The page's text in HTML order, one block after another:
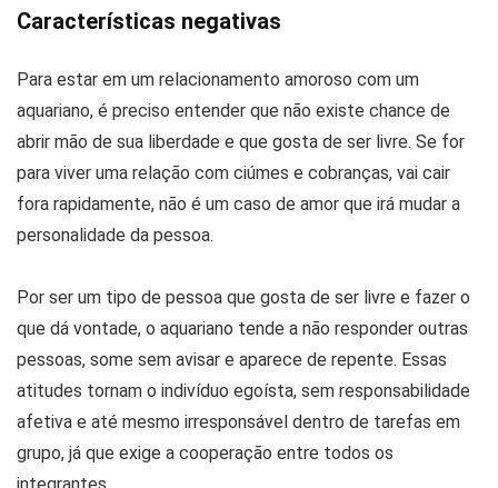
Características negativas
Para estar em um relacionamento amoroso com um
aquariano, é preciso entender que não existe chance de
abrir mão de sua liberdade e que gosta de ser livre. Se for
para viver uma relação com ciúmes e cobranças, vai cair
fora rapidamente, não é um caso de amor que irá mudar a
personalidade da pessoa.
Por ser um tipo de pessoa que gosta de ser livre e fazer o
que dá vontade, o aquariano tende a não responder outras
pessoas, some sem avisar e aparece de repente. Essas
atitudes tornam o indivíduo egoísta, sem responsabilidade
afetiva e até mesmo irresponsável dentro de tarefas em
grupo, já que exige a cooperação entre todos os
integrantes.